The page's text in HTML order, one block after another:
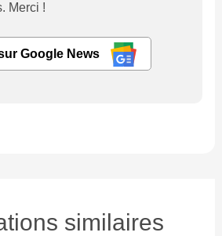
Merci !
Google News
similaires